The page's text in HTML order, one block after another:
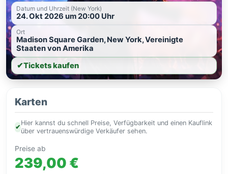
Datum und Uhrzeit (New York)
24. Okt 2026 um 20:00 Uhr
Ort
Madison Square Garden, New York, Vereinigte
Staaten von Amerika
✔Tickets kaufen
Karten
✔
Hier kannst du schnell Preise, Verfügbarkeit und einen Kauflink
über vertrauenswürdige Verkäufer sehen.
Preise ab
239,00 €